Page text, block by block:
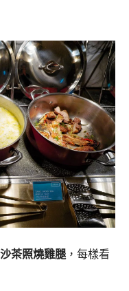
沙茶照燒雞腿 ，每樣看